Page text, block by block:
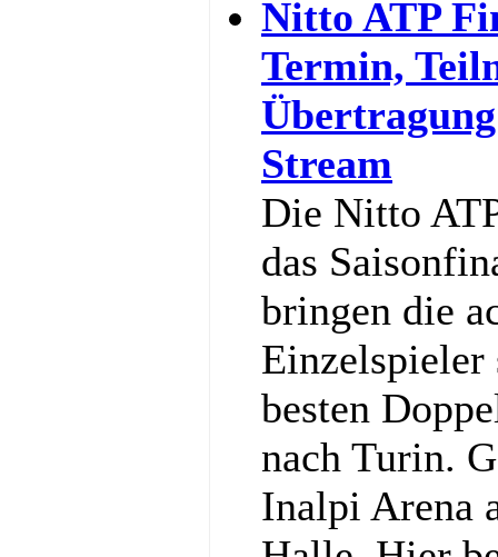
Nitto ATP
Termin,
Stream
Die Nitto
das
bringen die
Einzelspieler
besten
nach Turin.
Inalpi Arena